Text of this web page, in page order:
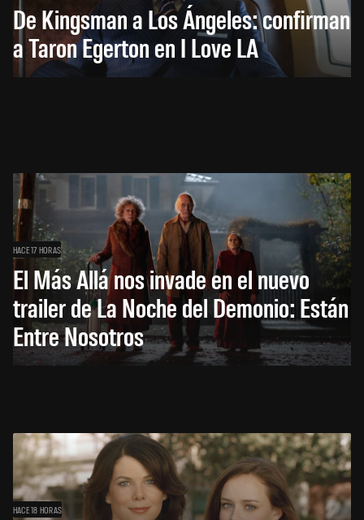
De Kingsman a Los Ángeles: confirman
a Taron Egerton en I Love LA
HACE 17 HORAS
El Más Allá nos invade en el nuevo
trailer de La Noche del Demonio: Están
Entre Nosotros
HACE 18 HORAS